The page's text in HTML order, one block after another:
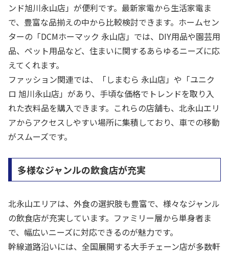
ンド旭川永山店」が便利です。最新家電から生活家電ま
で、豊富な品揃えの中から比較検討できます。ホームセン
ターの「DCMホーマック 永山店」では、DIY用品や園芸用
品、ペット用品など、住まいに関するあらゆるニーズに応
えてくれます。
ファッション関連では、「しまむら 永山店」や「ユニク
ロ 旭川永山店」があり、手頃な価格でトレンドを取り入
れた衣料品を購入できます。これらの店舗も、北永山エリ
アからアクセスしやすい場所に集積しており、車での移動
がスムーズです。
多様なジャンルの飲食店が充実
北永山エリアは、外食の選択肢も豊富で、様々なジャンル
の飲食店が充実しています。ファミリー層から単身者ま
で、幅広いニーズに対応できるのが魅力です。
幹線道路沿いには、全国展開する大手チェーン店が多数軒